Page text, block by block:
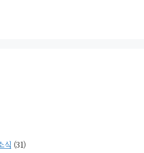
식 (31)